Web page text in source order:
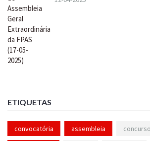
ETIQUETAS
convocatória assembleia concurso